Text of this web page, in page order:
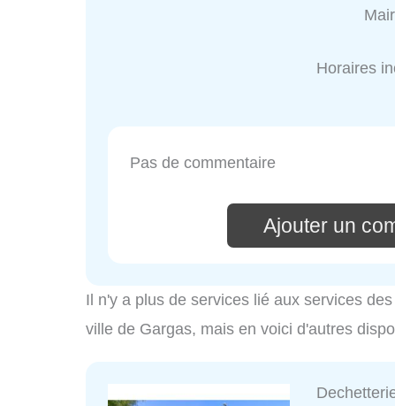
Horaires
Pas de commentaire
Ajouter un
Il n'y a plus de services lié aux services
ville de Gargas, mais en voici d'autres